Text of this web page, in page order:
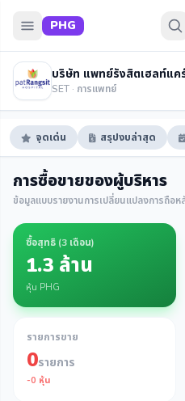
PHG
SET · การแพทย์
จุดเด่น สรุปงบล่าสุด
การซื้อขายของผู้บริหาร
ข้อมูลแบบรายงานการเปลี่ยนแปลงการถือ
ซื้อสุทธิ (3 เดือน)
1.3 ล้าน
หุ้น PHG
รายการขาย
0รายการ
-0 หุ้น